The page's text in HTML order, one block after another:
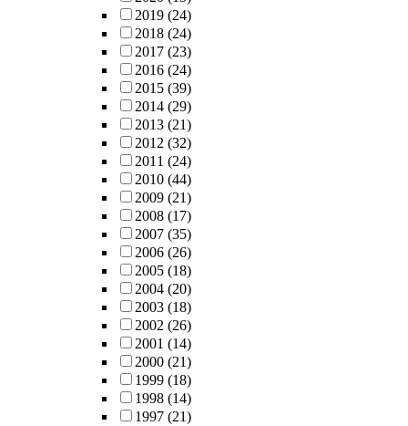
2019 (24)
2018 (24)
2017 (23)
2016 (24)
2015 (39)
2014 (29)
2013 (21)
2012 (32)
2011 (24)
2010 (44)
2009 (21)
2008 (17)
2007 (35)
2006 (26)
2005 (18)
2004 (20)
2003 (18)
2002 (26)
2001 (14)
2000 (21)
1999 (18)
1998 (14)
1997 (21)